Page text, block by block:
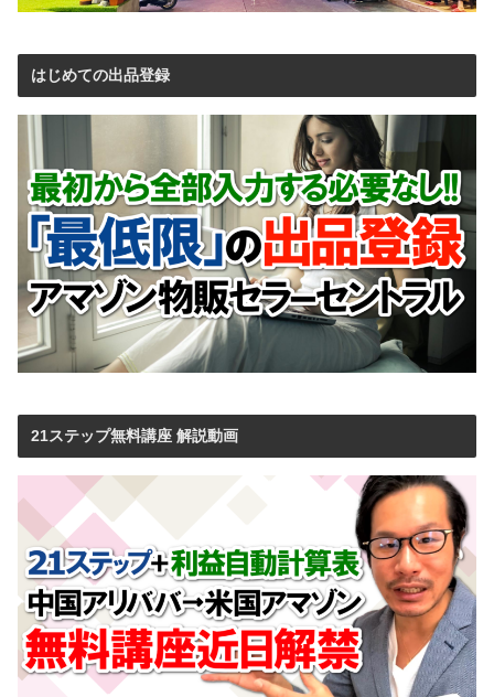
はじめての出品登録
21ステップ無料講座 解説動画